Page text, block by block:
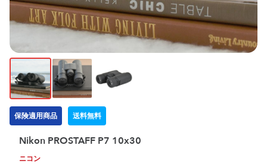
保険適用商品 送料無料
Nikon PROSTAFF P7 10x30
ニコン